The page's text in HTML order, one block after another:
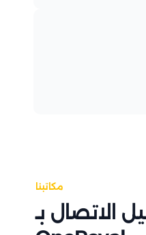
مكاتبنا
الاتصال بـ